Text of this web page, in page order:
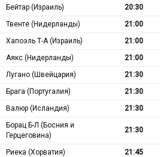
Бейтар (Израиль) 20:30
Твенте (Нидерланды)
21:00
Хапоэль Т-А (Израиль)
21:00
Аякс (Нидерланды)
21:00
Лугано (Швейцария)
21:30
Брага (Португалия)
21:30
Валюр (Исландия)
21:30
Борац Б-Л (Босния и
Герцеговина)
21:30
Риека (Хорватия) 21:45